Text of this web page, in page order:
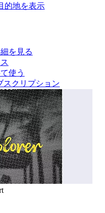
的地を表示
を見る
使う
スクリプション